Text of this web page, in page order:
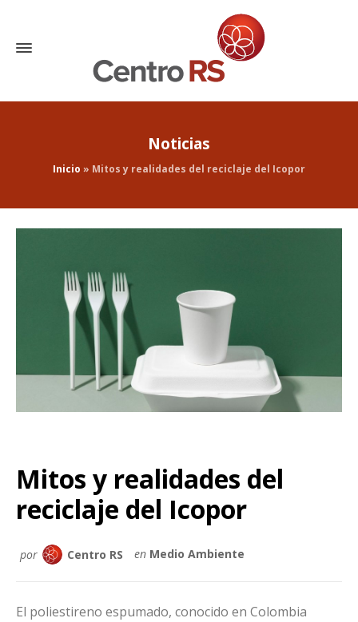
Noticias
Inicio » Mitos y realidades del reciclaje del Icopor
Mitos y realidades del
reciclaje del Icopor
por Centro RS en Medio Ambiente
El poliestireno espumado, conocido en Colombia